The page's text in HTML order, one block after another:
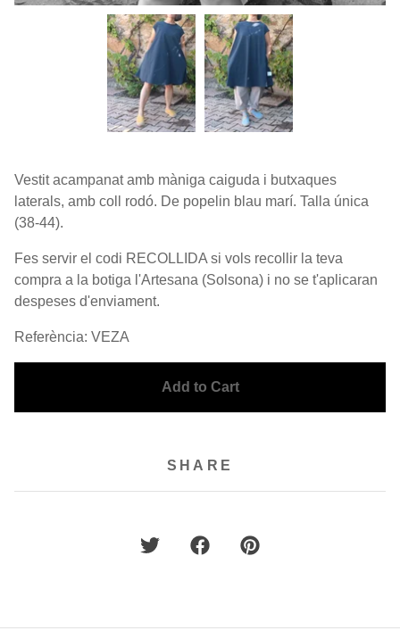
Vestit acampanat amb màniga caiguda i butxaques
laterals, amb coll rodó. De popelin blau marí. Talla única
(38-44).
Fes servir el codi RECOLLIDA si vols recollir la teva
compra a la botiga l'Artesana (Solsona) i no se t'aplicaran
despeses d'enviament.
Referència: VEZA
Add to Cart
SHARE